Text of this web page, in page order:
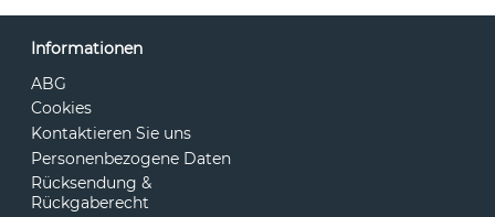
Informationen
ABG
Cookies
Kontaktieren Sie uns
Personenbezogene Daten
Rücksendung &
Rückgaberecht